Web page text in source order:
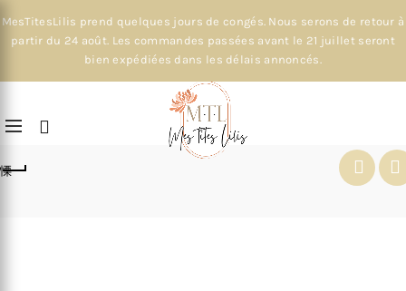
MesTitesLilis prend quelques jours de congés. Nous serons de retour à
partir du 24 août. Les commandes passées avant le 21 juillet seront
bien expédiées dans les délais annoncés.